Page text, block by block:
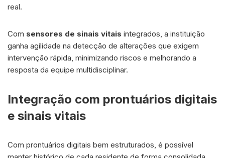
real.
Com sensores de sinais vitais integrados, a instituição
ganha agilidade na detecção de alterações que exigem
intervenção rápida, minimizando riscos e melhorando a
resposta da equipe multidisciplinar.
Integração com prontuários digitais
e sinais vitais
Com prontuários digitais bem estruturados, é possível